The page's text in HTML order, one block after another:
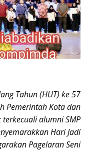
Tahun (HUT) ke 57
Pemerintah Kota dan
alumni SMP
Hari Jadi
Pagelaran Seni